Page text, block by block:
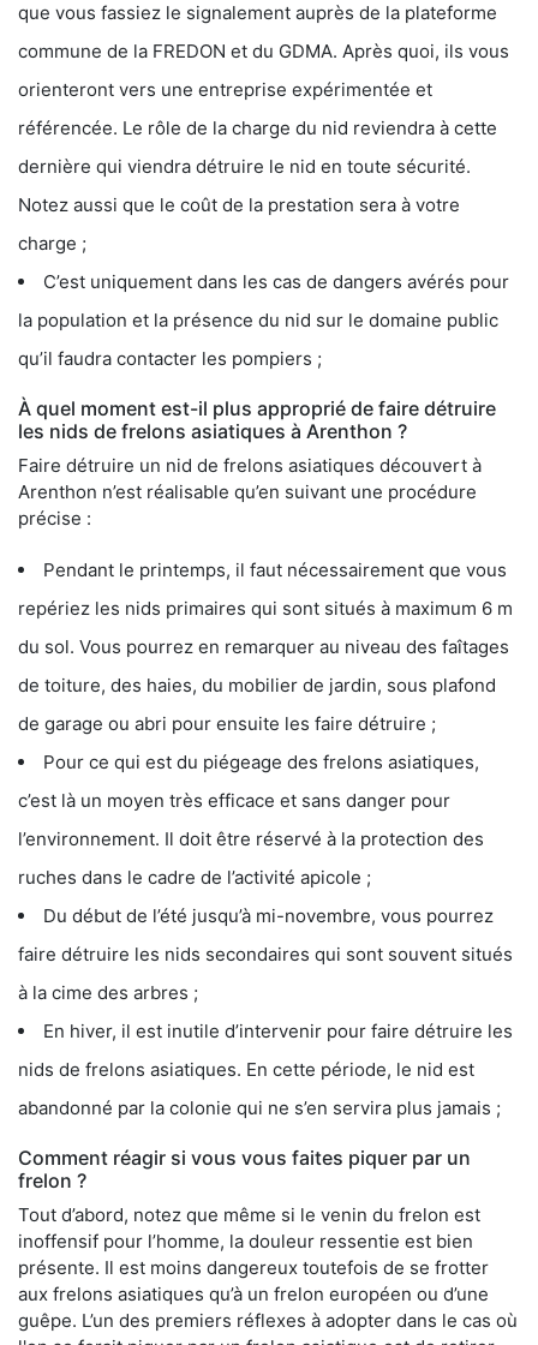
que vous fassiez le signalement auprès de la plateforme
commune de la FREDON et du GDMA. Après quoi, ils vous
orienteront vers une entreprise expérimentée et
référencée. Le rôle de la charge du nid reviendra à cette
dernière qui viendra détruire le nid en toute sécurité.
Notez aussi que le coût de la prestation sera à votre
charge ;
C’est uniquement dans les cas de dangers avérés pour
la population et la présence du nid sur le domaine public
qu’il faudra contacter les pompiers ;
À quel moment est-il plus approprié de faire détruire
les nids de frelons asiatiques à Arenthon ?
Faire détruire un nid de frelons asiatiques découvert à
Arenthon n’est réalisable qu’en suivant une procédure
précise :
Pendant le printemps, il faut nécessairement que vous
repériez les nids primaires qui sont situés à maximum 6 m
du sol. Vous pourrez en remarquer au niveau des faîtages
de toiture, des haies, du mobilier de jardin, sous plafond
de garage ou abri pour ensuite les faire détruire ;
Pour ce qui est du piégeage des frelons asiatiques,
c’est là un moyen très efficace et sans danger pour
l’environnement. Il doit être réservé à la protection des
ruches dans le cadre de l’activité apicole ;
Du début de l’été jusqu’à mi-novembre, vous pourrez
faire détruire les nids secondaires qui sont souvent situés
à la cime des arbres ;
En hiver, il est inutile d’intervenir pour faire détruire les
nids de frelons asiatiques. En cette période, le nid est
abandonné par la colonie qui ne s’en servira plus jamais ;
Comment réagir si vous vous faites piquer par un
frelon ?
Tout d’abord, notez que même si le venin du frelon est
inoffensif pour l’homme, la douleur ressentie est bien
présente. Il est moins dangereux toutefois de se frotter
aux frelons asiatiques qu’à un frelon européen ou d’une
guêpe. L’un des premiers réflexes à adopter dans le cas où